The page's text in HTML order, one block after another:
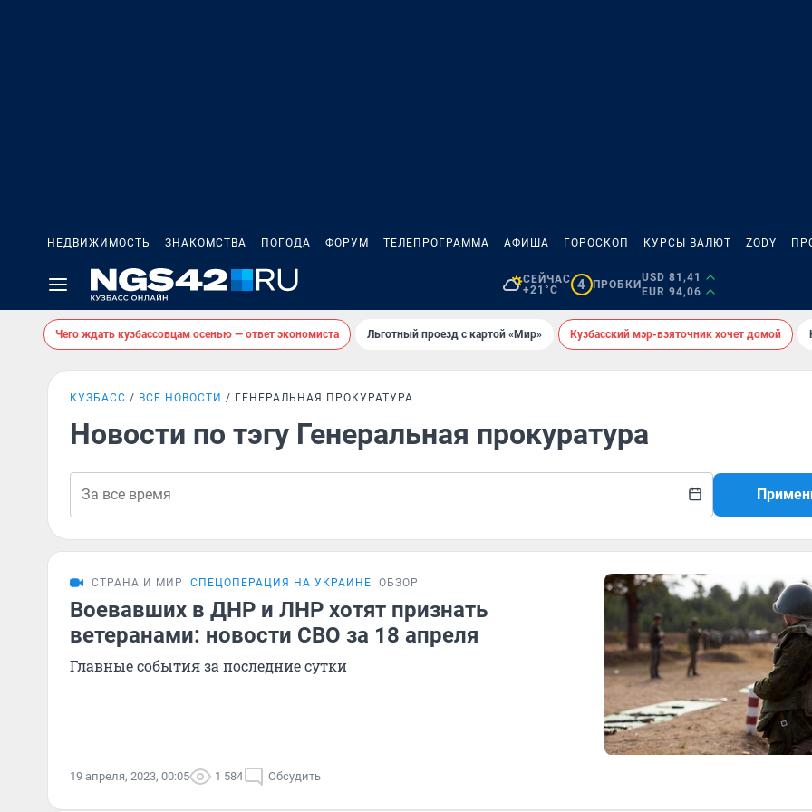
НЕДВИЖИМОСТЬ ЗНАКОМСТВА ПОГОДА ФОРУМ ТЕЛЕПРОГРАММА АФИША ГОРОСКОП КУРСЫ ВАЛЮТ ZODY
СЕЙЧАС
+21°C
4 ПРОБКИ
USD 81,41
EUR 94,06
Чего ждать кузбассовцам осенью — ответ экономиста Льготный проезд с картой «Мир» Кузбасский мэр-взяточник хочет домой
КУЗБАСС ВСЕ НОВОСТИ ГЕНЕРАЛЬНАЯ ПРОКУРАТУРА
Новости по тэгу Генеральная прокуратура
СТРАНА И МИР СПЕЦОПЕРАЦИЯ НА УКРАИНЕ ОБЗОР
Воевавших в ДНР и ЛНР хотят признать
ветеранами: новости СВО за 18 апреля
Главные события за последние сутки
19 апреля, 2023, 00:05 1 584 Обсудить